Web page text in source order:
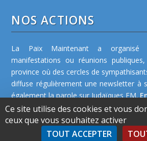
NOS ACTIONS
La Paix Maintenant a organisé
manifestations ou réunions
province où des cercles de
diffuse régulièrement une newsletter à
également la parole sur Judaïques FM.
Ce site utilise des cookies et vous
ceux que vous souhaitez activer
TOUT ACCEPTER